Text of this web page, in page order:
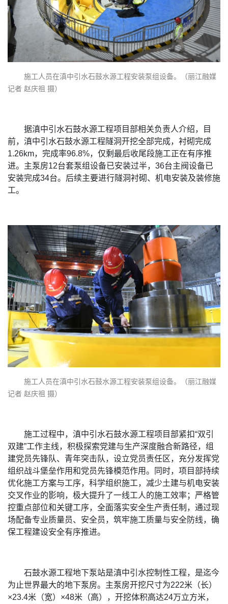
施工人员在滇中引水石鼓水源工程安装泵组设备。（丽江融媒
记者 赵庆祖 摄）
据滇中引水石鼓水源工程项目部相关负责人介绍，目
前，滇中引水石鼓水源工程隧洞开挖全部完成，衬砌完成
1.26km，完成率96.8%，仅剩最后收尾段施工正在有序推
进。主泵房12台套泵组设备已安装过半，36台主阀设备已
安装完成34台。后续主要进行隧洞衬砌、机电安装及装修施
工。
施工人员在滇中引水石鼓水源工程安装泵组设备。（丽江融媒
记者 赵庆祖 摄）
施工过程中，滇中引水石鼓水源工程项目部紧扣“双引
双建”工作主线，积极探索党建与生产深度融合新路径，组
建党员先锋队、青年突击队，设立党员责任区，充分发挥党
组织战斗堡垒作用和党员先锋模范作用。同时，项目部持续
优化施工方案与工序，科学组织施工，减少土建与机电安装
交叉作业的影响，极大提升了一线工人的施工效率；严格管
控重点部位和关键工序，全面落实安全生产责任制，通过现
场配备专业质量员、安全员，筑牢施工质量与安全防线，确
保工程建设安全有序推进。
石鼓水源工程地下泵站是滇中引水控制性工程，是迄今
为止世界最大的地下泵房。主泵房开挖尺寸为222米（长）
×23.4米（宽）×48米（高），开挖体积高达24万立方米，